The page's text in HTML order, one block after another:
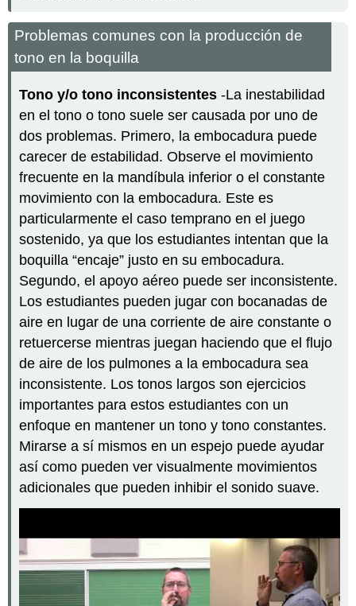
Problemas comunes con la producción de
tono en la boquilla
Tono y/o tono inconsistentes -La inestabilidad
en el tono o tono suele ser causada por uno de
dos problemas. Primero, la embocadura puede
carecer de estabilidad. Observe el movimiento
frecuente en la mandíbula inferior o el constante
movimiento con la embocadura. Este es
particularmente el caso temprano en el juego
sostenido, ya que los estudiantes intentan que la
boquilla “encaje” justo en su embocadura.
Segundo, el apoyo aéreo puede ser inconsistente.
Los estudiantes pueden jugar con bocanadas de
aire en lugar de una corriente de aire constante o
retuercerse mientras juegan haciendo que el flujo
de aire de los pulmones a la embocadura sea
inconsistente. Los tonos largos son ejercicios
importantes para estos estudiantes con un
enfoque en mantener un tono y tono constantes.
Mirarse a sí mismos en un espejo puede ayudar
así como pueden ver visualmente movimientos
adicionales que pueden inhibir el sonido suave.